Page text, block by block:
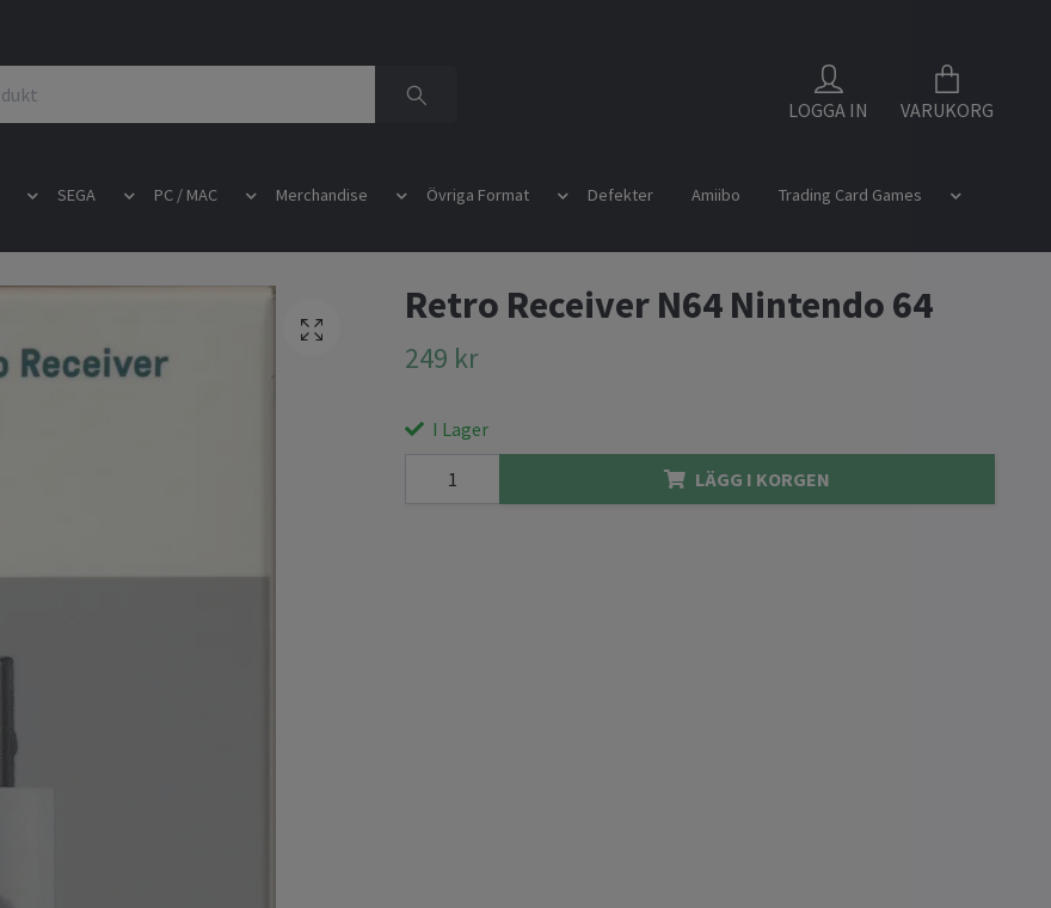
LOGGA IN VARUKORG
SEGA PC / MAC Merchandise Övriga Format Defekter Amiibo
Trading Card Games
Retro Receiver N64 Nintendo 64
249 kr
I Lager
LÄGG I KORGEN